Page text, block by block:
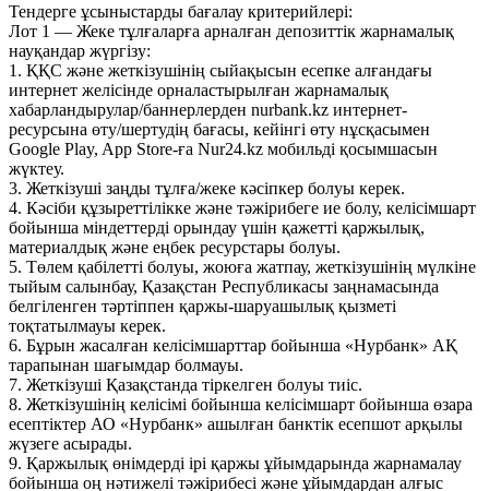
Тендерге ұсыныстарды бағалау критерийлері:
Лот 1 — Жеке тұлғаларға арналған депозиттік жарнамалық
науқандар жүргізу:
1. ҚҚС және жеткізушінің сыйақысын есепке алғандағы
интернет желісінде орналастырылған жарнамалық
хабарландырулар/баннерлерден nurbank.kz интернет-
ресурсына өту/шертудің бағасы, кейінгі өту нұсқасымен
Google Play, App Store-ға Nur24.kz мобильді қосымшасын
жүктеу.
3. Жеткізуші заңды тұлға/жеке кәсіпкер болуы керек.
4. Кәсіби құзыреттілікке және тәжірибеге ие болу, келісімшарт
бойынша міндеттерді орындау үшін қажетті қаржылық,
материалдық және еңбек ресурстары болуы.
5. Төлем қабілетті болуы, жоюға жатпау, жеткізушінің мүлкіне
тыйым салынбау, Қазақстан Республикасы заңнамасында
белгіленген тәртіппен қаржы-шаруашылық қызметі
тоқтатылмауы керек.
6. Бұрын жасалған келісімшарттар бойынша «Нурбанк» АҚ
тарапынан шағымдар болмауы.
7. Жеткізуші Қазақстанда тіркелген болуы тиіс.
8. Жеткізушінің келісімі бойынша келісімшарт бойынша өзара
есептіктер АО «Нурбанк» ашылған банктік есепшот арқылы
жүзеге асырады.
9. Қаржылық өнімдерді ірі қаржы ұйымдарында жарнамалау
бойынша оң нәтижелі тәжірибесі және ұйымдардан алғыс